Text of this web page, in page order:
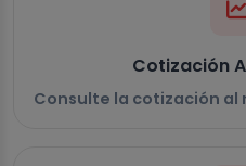
Cotización
Consulte la cotización